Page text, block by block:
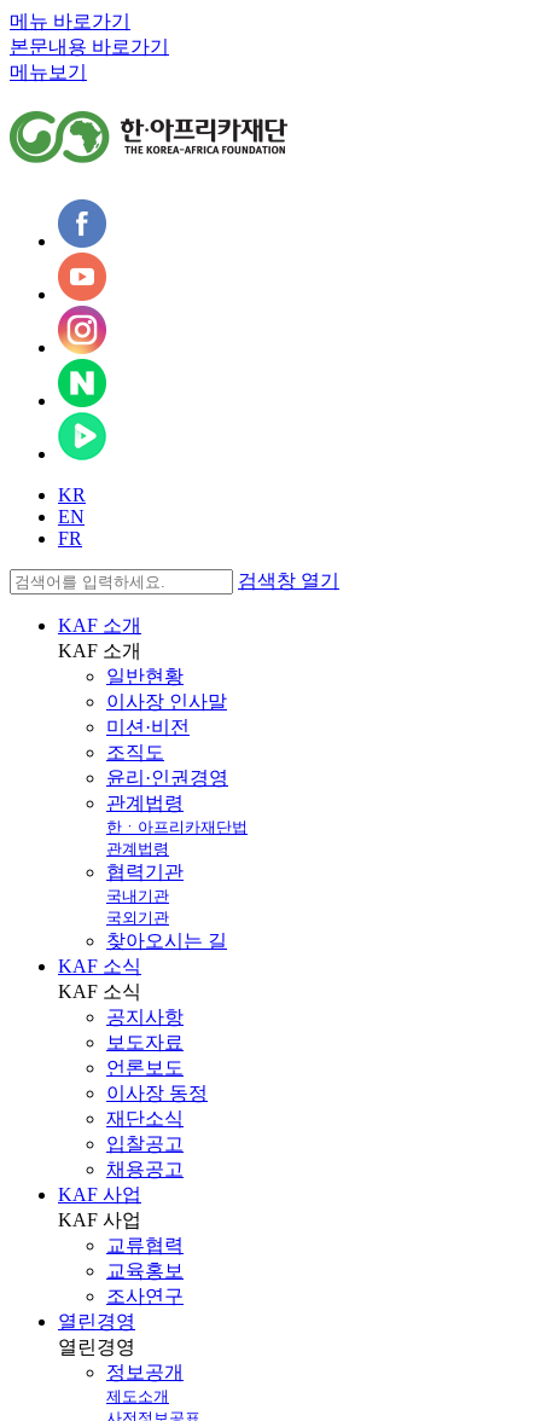
메뉴 바로가기
본문내용 바로가기
메뉴보기
KR
EN
FR
검색창 열기
KAF 소개
KAF 소개
일반현황
이사장 인사말
미션·비전
조직도
윤리·인권경영
관계법령
한ㆍ아프리카재단법
관계법령
협력기관
국내기관
국외기관
찾아오시는 길
KAF 소식
KAF 소식
공지사항
보도자료
언론보도
이사장 동정
재단소식
입찰공고
채용공고
KAF 사업
KAF 사업
교류협력
교육홍보
조사연구
열린경영
열린경영
정보공개
제도소개